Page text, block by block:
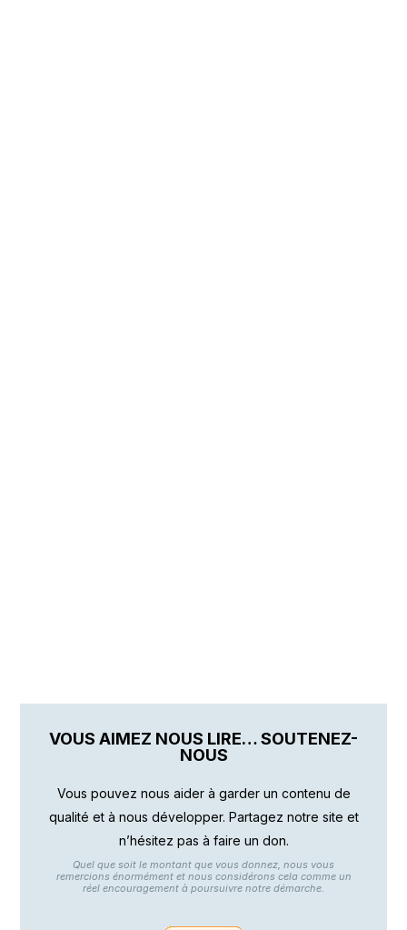
VOUS AIMEZ NOUS LIRE… SOUTENEZ-
NOUS
Vous pouvez nous aider à garder un contenu de
qualité et à nous développer. Partagez notre site et
n’hésitez pas à faire un don.
Quel que soit le montant que vous donnez, nous vous
remercions énormément et nous considérons cela comme un
réel encouragement à poursuivre notre démarche.